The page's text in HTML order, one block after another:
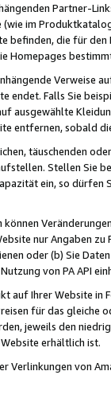
Partner-
im
befinden, die für
Homepages
endet. Falls Sie
ausgewählte
entfernen, sobald
täuschenden
Stellen Sie
ein, so dürfen
nur Angaben
oder (b) Sie
von PA API
auf Ihrer Website
für das
jeweils den
erhältlich ist.
von